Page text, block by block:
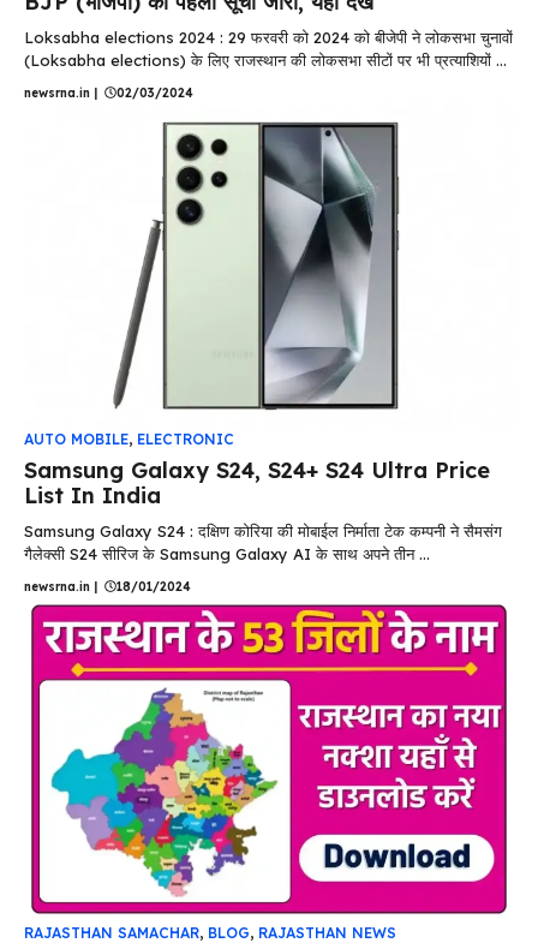
Loksabha elections 2024 : 29 फरवरी को 2024 को बीजेपी ने लोकसभा चुनावों
(Loksabha elections) के लिए राजस्थान की लोकसभा सीटों पर भी प्रत्याशियों ...
newsrna.in | 02/03/2024
AUTO MOBILE, ELECTRONIC
Samsung Galaxy S24, S24+ S24 Ultra Price
List In India
Samsung Galaxy S24 : दक्षिण कोरिया की मोबाईल निर्माता टेक कम्पनी ने सैमसंग
गैलेक्सी S24 सीरिज के Samsung Galaxy AI के साथ अपने तीन ...
newsrna.in | 18/01/2024
RAJASTHAN SAMACHAR, BLOG, RAJASTHAN NEWS